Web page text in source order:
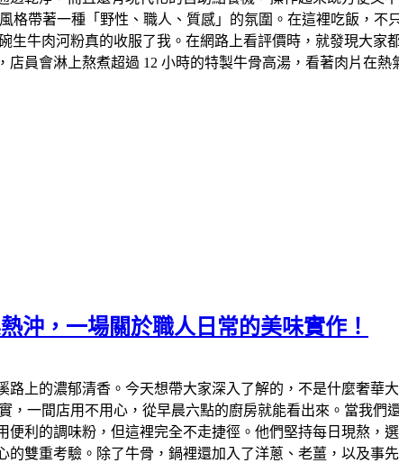
帶著一種「野性、職人、質感」的氛圍。在這裡吃飯，不
牛肉河粉真的收服了我。在網路上看評價時，就發現大家
員會淋上熬煮超過 12 小時的特製牛骨高湯，看著肉片在
沖，一場關於職人日常的美味實作！
上的濃郁清香。今天想帶大家深入了解的，不是什麼奢華
一間店用不用心，從早晨六點的廚房就能看出來。當我們
利的調味粉，但這裡完全不走捷徑。他們堅持每日現熬，
雙重考驗。除了牛骨，鍋裡還加入了洋蔥、老薑，以及事